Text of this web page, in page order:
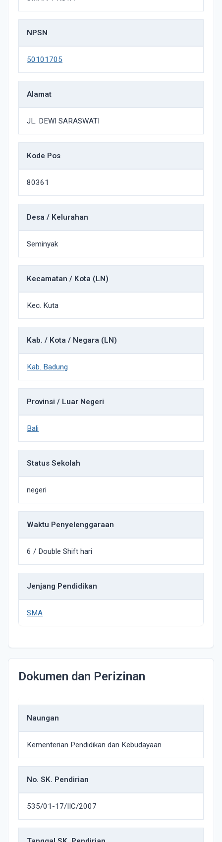
NPSN
50101705
Alamat
JL. DEWI SARASWATI
Kode Pos
80361
Desa / Kelurahan
Seminyak
Kecamatan / Kota (LN)
Kec. Kuta
Kab. / Kota / Negara (LN)
Kab. Badung
Provinsi / Luar Negeri
Bali
Status Sekolah
negeri
Waktu Penyelenggaraan
6 / Double Shift hari
Jenjang Pendidikan
SMA
Dokumen dan Perizinan
Naungan
Kementerian Pendidikan dan Kebudayaan
No. SK. Pendirian
535/01-17/IIC/2007